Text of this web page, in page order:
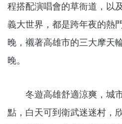
程搭配演唱會的草衙道，以
義大世界，都是跨年夜的熱
晚，襯著高雄市的三大摩天
晚。
冬遊高雄舒適涼爽，城市
點，白天可到衛武迷迷村，